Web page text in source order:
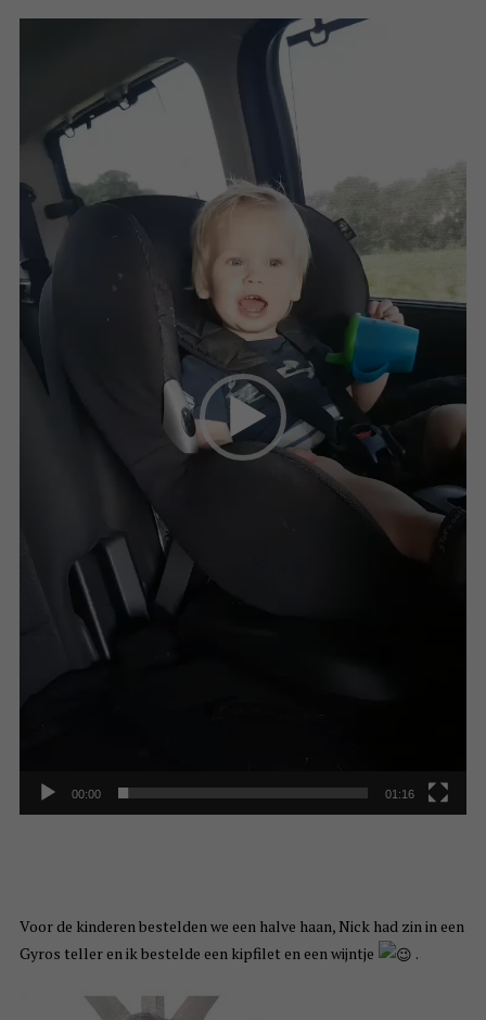
00:00 01:16
Voor de kinderen bestelden we een halve haan, Nick had zin in een
Gyros teller en ik bestelde een kipfilet en een wijntje
.